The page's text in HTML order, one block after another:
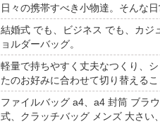
日々の携帯すべき小物達。そんな
結婚式 でも、ビジネス でも、カジ
ョルダーバッグ。
軽量で持ちやすく丈夫なつくり、
たのお好みに合わせて切り替えるこ
ファイルバッグ a4、a4 封筒 ブラ
式、クラッチバッグ メンズ 大さい